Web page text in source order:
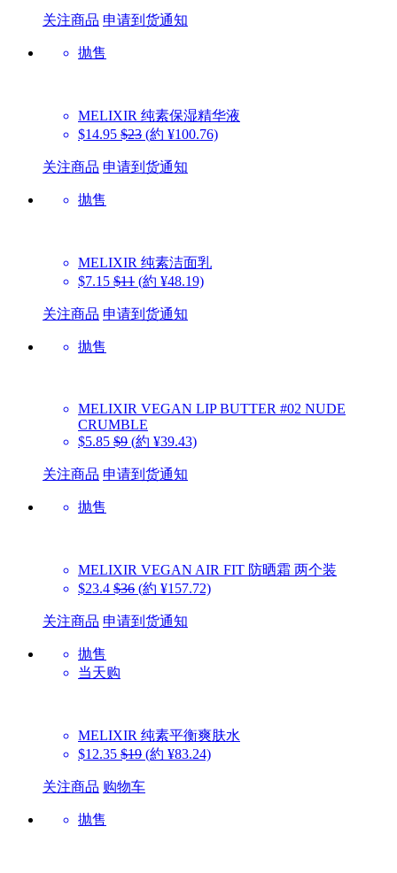
关注商品 申请到货通知
抛售
MELIXIR 纯素保湿精华液
$14.95 $23 (約 ¥100.76)
关注商品 申请到货通知
抛售
MELIXIR 纯素洁面乳
$7.15 $11 (約 ¥48.19)
关注商品 申请到货通知
抛售
MELIXIR VEGAN LIP BUTTER #02 NUDE
CRUMBLE
$5.85 $9 (約 ¥39.43)
关注商品 申请到货通知
抛售
MELIXIR VEGAN AIR FIT 防晒霜 两个装
$23.4 $36 (約 ¥157.72)
关注商品 申请到货通知
抛售
当天购
MELIXIR 纯素平衡爽肤水
$12.35 $19 (約 ¥83.24)
关注商品 购物车
抛售